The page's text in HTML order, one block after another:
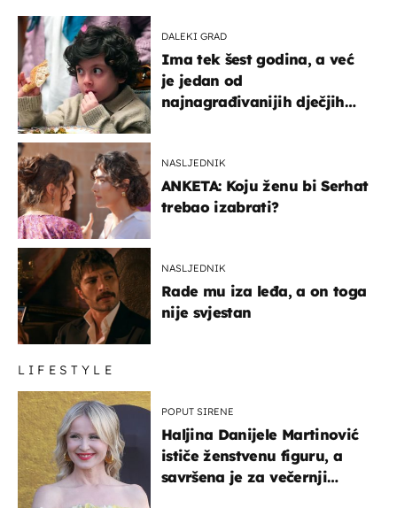
DALEKI GRAD
Ima tek šest godina, a već
je jedan od
najnagrađivanijih dječjih
NASLJEDNIK
ANKETA: Koju ženu bi Serhat
trebao izabrati?
NASLJEDNIK
Rade mu iza leđa, a on toga
nije svjestan
LIFESTYLE
POPUT SIRENE
Haljina Danijele Martinović
ističe ženstvenu figuru, a
savršena je za večernji